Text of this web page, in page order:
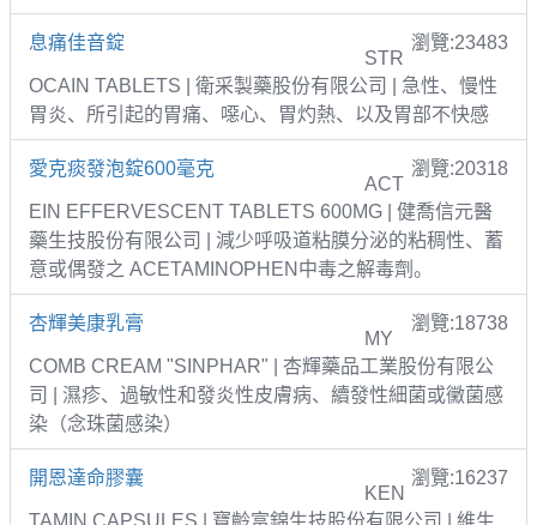
息痛佳音錠 瀏覽:23483
STR
OCAIN TABLETS | 衛采製藥股份有限公司 | 急性、慢性
胃炎、所引起的胃痛、噁心、胃灼熱、以及胃部不快感
愛克痰發泡錠600毫克 瀏覽:20318
ACT
EIN EFFERVESCENT TABLETS 600MG | 健喬信元醫
藥生技股份有限公司 | 減少呼吸道粘膜分泌的粘稠性、蓄
意或偶發之 ACETAMINOPHEN中毒之解毒劑。
杏輝美康乳膏 瀏覽:18738
MY
COMB CREAM "SINPHAR" | 杏輝藥品工業股份有限公
司 | 濕疹、過敏性和發炎性皮膚病、續發性細菌或黴菌感
染（念珠菌感染）
開恩達命膠囊 瀏覽:16237
KEN
TAMIN CAPSULES | 寶齡富錦生技股份有限公司 | 維生